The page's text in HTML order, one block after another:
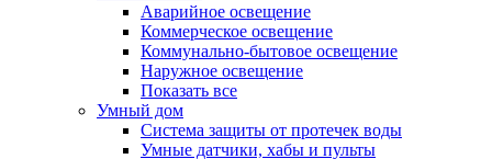
Аварийное освещение
Коммерческое освещение
Коммунально-бытовое освещение
Наружное освещение
Показать все
Умный дом
Система защиты от протечек воды
Умные датчики, хабы и пульты